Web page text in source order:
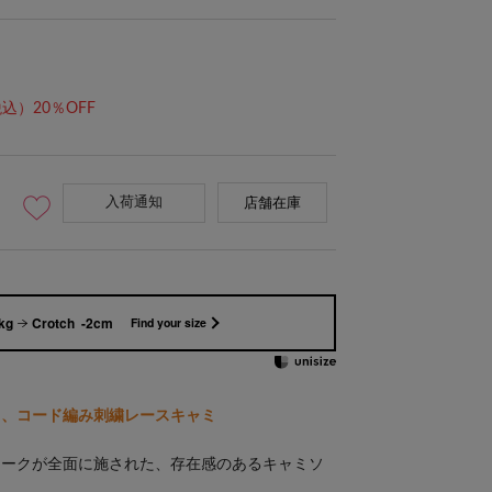
）20％OFF
入荷通知 店舗在庫
Crotch -2cm Find your size
コード編み刺繍レースキャミ
クが全面に施された、存在感のあるキャミソ